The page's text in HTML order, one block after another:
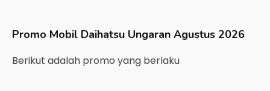
Promo Mobil Daihatsu Ungaran Agustus 2026
Berikut adalah promo yang berlaku